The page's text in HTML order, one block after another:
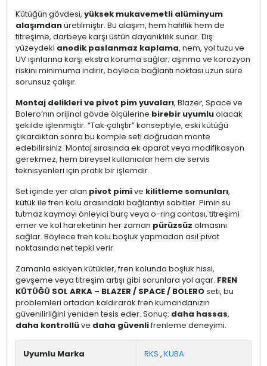
Kütüğün gövdesi, yüksek mukavemetli alüminyum
alaşımdanüretilmiştir. Bu alaşım, hem hafiflik hem de
titreşime, darbeye karşı üstün dayanıklılık sunar. Dış
yüzeydeki anodik paslanmaz kaplama, nem, yol tuzu ve
UV ışınlarına karşı ekstra koruma sağlar; aşınma ve korozyon
riskini minimuma indirir, böylece bağlantı noktası uzun süre
sorunsuz çalışır.
Montaj delikleri ve pivot pim yuvaları, Blazer, Space ve
Bolero’nın orijinal gövde ölçülerine birebir uyumluolacak
şekilde işlenmiştir. “Tak‑çalıştır” konseptiyle, eski kütüğü
çıkardıktan sonra bu komple seti doğrudan monte
edebilirsiniz. Montaj sırasında ek aparat veya modifikasyon
gerekmez, hem bireysel kullanıcılar hem de servis
teknisyenleri için pratik bir işlemdir.
Set içinde yer alan pivot pimive kilitleme somunları,
kütük ile fren kolu arasındaki bağlantıyı sabitler. Pimin su
tutmaz kaymayı önleyici burç veya o-ring contası, titreşimi
emer ve kol hareketinin her zaman pürüzsüz olmasını
sağlar. Böylece fren kolu boşluk yapmadan asıl pivot
noktasında net tepki verir.
Zamanla eskiyen kütükler, fren kolunda boşluk hissi,
gevşeme veya titreşim artışı gibi sorunlara yol açar. FREN
KÜTÜĞÜ SOL ARKA – BLAZER / SPACE / BOLEROseti, bu
problemleri ortadan kaldırarak fren kumandanızın
güvenilirliğini yeniden tesis eder. Sonuç: daha hassas,
daha kontrollüve daha güvenlifrenleme deneyimi.
Uyumlu Marka RKS , KUBA